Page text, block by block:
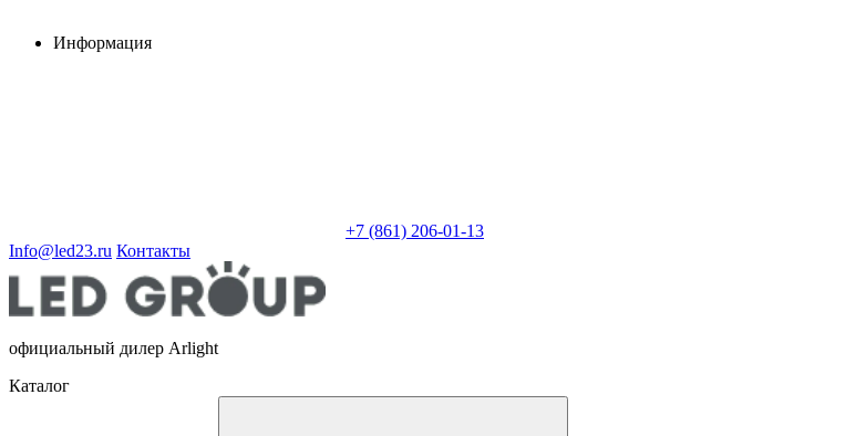
Информация
+7 (861) 206-01-13
Info@led23.ru Контакты
официальный дилер Arlight
Каталог